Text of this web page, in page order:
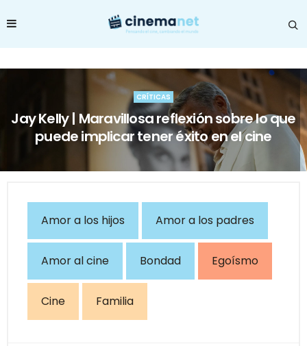
CRÍTICAS
Jay Kelly | Maravillosa reflexión sobre lo que
puede implicar tener éxito en el cine
Amor a los hijos Amor a los padres
Amor al cine Bondad Egoísmo
Cine Familia